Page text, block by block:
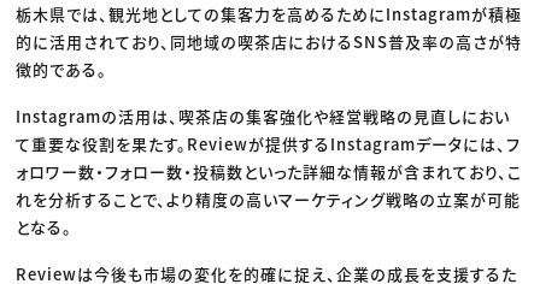
栃木県では、観光地としての集客力を高めるためにInstagramが積極
的に活用されており、同地域の喫茶店におけるSNS普及率の高さが特
徴的である。
Instagramの活用は、喫茶店の集客強化や経営戦略の見直しにおい
て重要な役割を果たす。Reviewが提供するInstagramデータには、フ
ォロワー数・フォロー数・投稿数といった詳細な情報が含まれており、こ
れを分析することで、より精度の高いマーケティング戦略の立案が可能
となる。
Reviewは今後も市場の変化を的確に捉え、企業の成長を支援するた